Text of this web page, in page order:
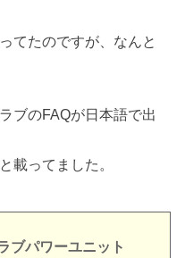
てたのですが、なんと
ブのFAQが日本語で出
載ってました。
ブパワーユニット